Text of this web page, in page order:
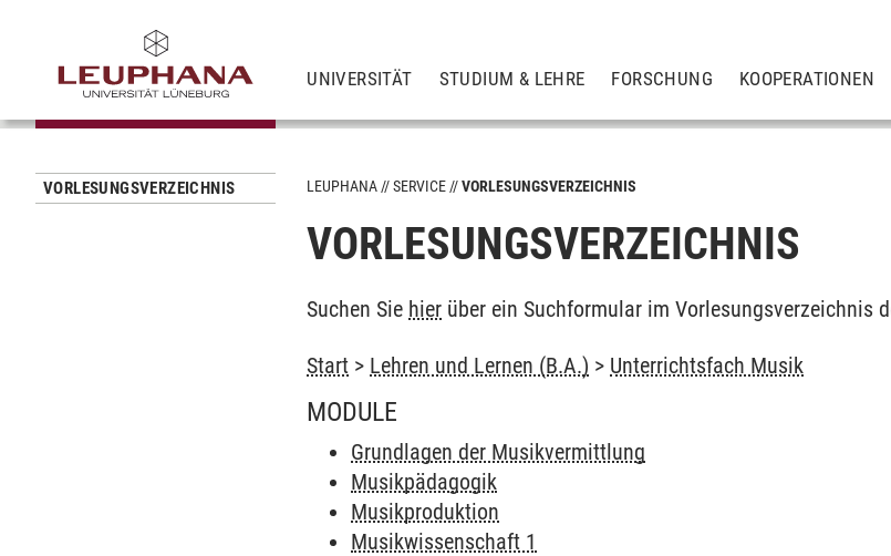
UNIVERSITÄT STUDIUM & LEHRE FORSCHUNG KOOPERATIONEN
VORLESUNGSVERZEICHNIS LEUPHANA SERVICE VORLESUNGSVERZEICHNIS
VORLESUNGSVERZEICHNIS
Suchen Sie hier über ein Suchformular im Vorlesungsverzeichnis
Start > Lehren und Lernen (B.A.) > Unterrichtsfach Musik
MODULE
Grundlagen der Musikvermittlung
Musikpädagogik
Musikproduktion
Musikwissenschaft 1